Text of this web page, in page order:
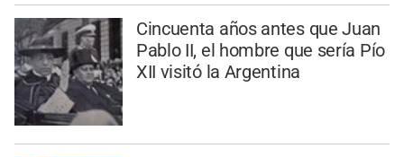
Cincuenta años antes que Juan
Pablo II, el hombre que sería Pío
XII visitó la Argentina